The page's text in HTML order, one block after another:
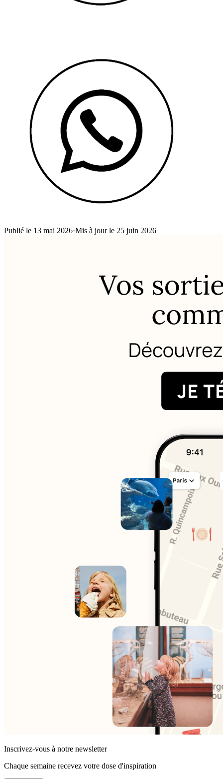
Publié le 13 mai 2026·Mis à jour le 25 juin 2026
Inscrivez-vous à notre newsletter
Chaque semaine recevez votre dose d'inspiration